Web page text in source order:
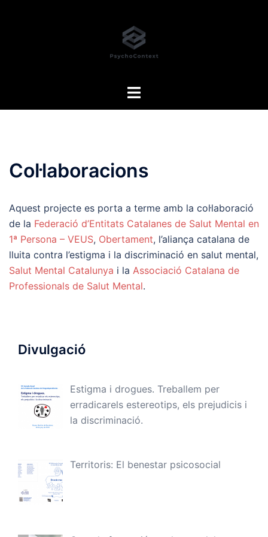
Toggle
Col·laboracions
Aquest projecte es porta a terme amb la col·laboració
de la Federació d’Entitats Catalanes de Salut Mental en
1ª Persona – VEUS, Obertament, l’aliança catalana de
lluita contra l’estigma i la discriminació en salut mental,
Salut Mental Catalunya i la Associació Catalana de
Professionals de Salut Mental.
Divulgació
Estigma i drogues. Treballem per
erradicarels estereotips, els prejudicis i
la discriminació.
Territoris: El benestar psicosocial